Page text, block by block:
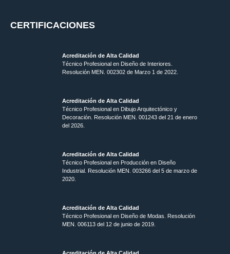
CERTIFICACIONES
Acreditación de Alta Calidad
Técnico Profesional en Diseño de Interiores.
Resolución MEN. 002302 de Marzo 1 de 2022.
Acreditación de Alta Calidad
Técnico Profesional en Dibujo Arquitectónico y
Decoración. Resolución MEN. 001243 del 21 de enero
del 2026.
Acreditación de Alta Calidad
Técnico Profesional en Producción en Diseño
Industrial. Resolución MEN. 003266 del 5 de marzo de
2020.
Acreditación de Alta Calidad
Técnico Profesional en Diseño de Modas. Resolución
MEN. 006113 del 12 de junio de 2019.